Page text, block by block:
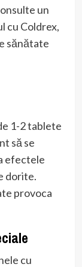
un
cu Coldrex,
sănătate
1-2 tablete
să se
efectele
dorite.
provoca
cu